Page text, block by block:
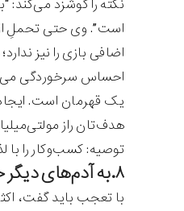
نکته را گوشزد
است”. وی حتی تحملِ
اضافی بازی را نیز
احساس سرخوردگی
یک قهرمان است.
هدف‌تان راز
توصیه: کسب‌وکار را با
۸.به آدم‌های دیگر خدمت کنید
با تعجب باید گفت،